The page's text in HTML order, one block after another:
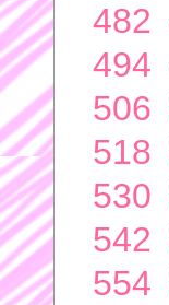
482
494
506
518
530
542
554